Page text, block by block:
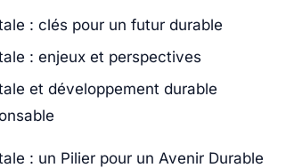
: clés pour un futur durable
: enjeux et perspectives
et développement durable
: un Pilier pour un Avenir Durable